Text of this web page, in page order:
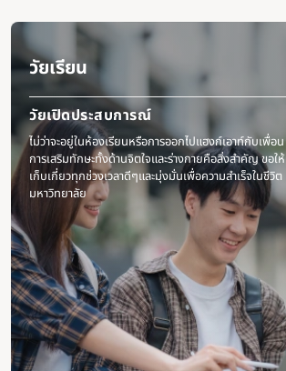
วัยเรียน
วัยเปิดประสบการณ์
ไม่ว่าจะอยู่ในห้องเรียนหรือการออกไปแฮงก์เอาท์กับเพื่อน
การเสริมทักษะทั้งด้านจิตใจและร่างกายคือสิ่งสำคัญ ขอให้
เก็บเกี่ยวทุกช่วงเวลาดีๆและมุ่งมั่นเพื่อความสำเร็จในชีวิต
มหาวิทยาลัย